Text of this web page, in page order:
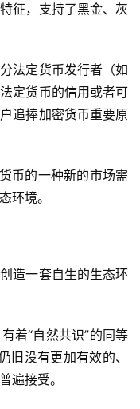
征，支持了黑金、灰
法定货币发行者（如
定货币的信用或者可
追捧加密货币重要原
币的一种新的市场需
环境。
造一套自生的生态环
着“自然共识”的同等
旧没有更加有效的、
遍接受。